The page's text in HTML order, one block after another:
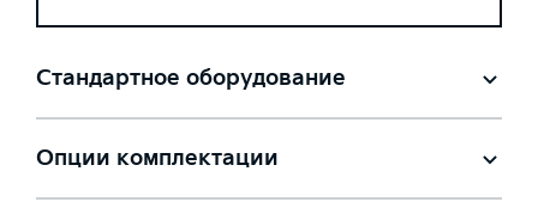
Стандартное оборудование
Опции комплектации